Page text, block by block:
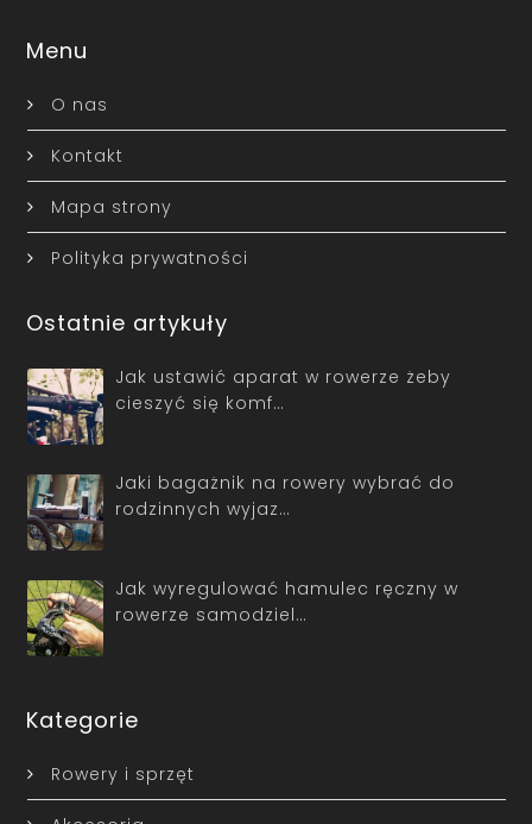
Menu
O nas
Kontakt
Mapa strony
Polityka prywatności
Ostatnie artykuły
Jak ustawić aparat w rowerze żeby
cieszyć się komf…
Jaki bagażnik na rowery wybrać do
rodzinnych wyjaz…
Jak wyregulować hamulec ręczny w
rowerze samodziel…
Kategorie
Rowery i sprzęt